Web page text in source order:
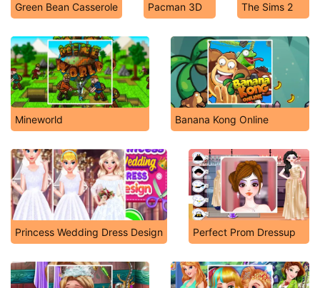
Green Bean Casserole Pacman 3D The Sims 2
Mineworld Banana Kong Online
Princess Wedding Dress Design Perfect Prom Dressup